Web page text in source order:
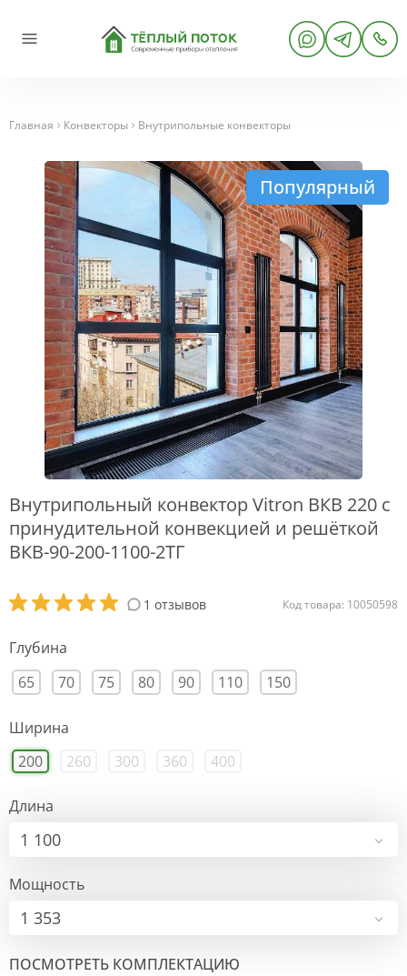
Главная Конвекторы Внутрипольные конвекторы
Популярный
Внутрипольный конвектор Vitron ВКВ 220 с
принудительной конвекцией и решёткой
ВКВ-90-200-1100-2ТГ
1 отзывов Код товара: 10050598
Глубина
65
70 75 80 90 110 150
Ширина
200
260 300 360 400
Длина
1 100
Мощность
1 353
ПОСМОТРЕТЬ КОМПЛЕКТАЦИЮ